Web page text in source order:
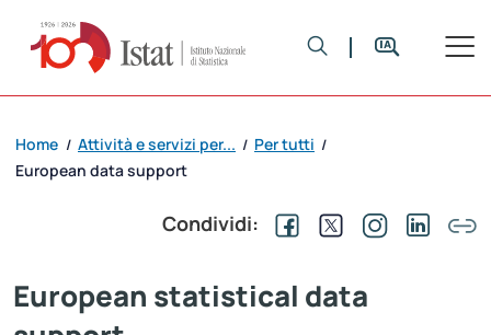
Home / Attività e servizi per... / Per tutti /
European data support
Condividi:
European statistical data